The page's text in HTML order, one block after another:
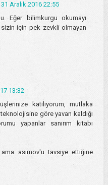
31 Aralık 2016 22:55
Eğer bilimkurgu okumayı
sizin için pek zevkli olmayan
13:32
katılıyorum, mutlaka
göre yavan kaldığı
yapanlar sanırım kitabı
ama asimov'u tavsiye ettiğine